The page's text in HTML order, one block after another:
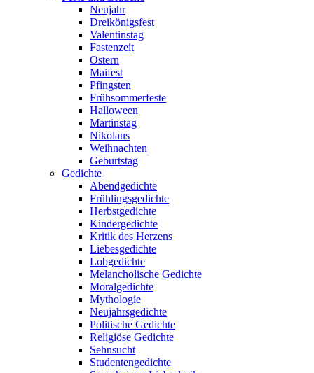
Neujahr
Dreikönigsfest
Valentinstag
Fastenzeit
Ostern
Maifest
Pfingsten
Frühsommerfeste
Halloween
Martinstag
Nikolaus
Weihnachten
Geburtstag
Gedichte
Abendgedichte
Frühlingsgedichte
Herbstgedichte
Kindergedichte
Kritik des Herzens
Liebesgedichte
Lobgedichte
Melancholische Gedichte
Moralgedichte
Mythologie
Neujahrsgedichte
Politische Gedichte
Religiöse Gedichte
Sehnsucht
Studentengedichte